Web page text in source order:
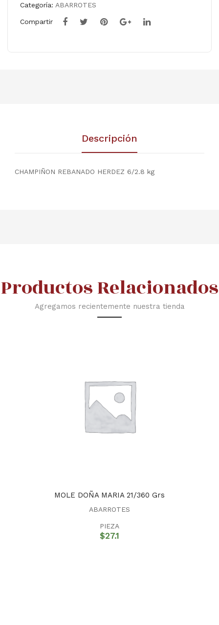
Categoría: ABARROTES
Compartir
Descripción
CHAMPIÑON REBANADO HERDEZ 6/2.8 kg
Productos Relacionados
Agregamos recientemente nuestra tienda
MOLE DOÑA MARIA 21/360 Grs
ABARROTES
PIEZA
$27.1